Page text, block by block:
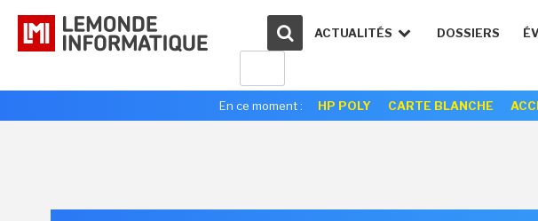
ACTUALITÉS DOSSIERS
En ce moment : HP POLY CARTE BLANCHE